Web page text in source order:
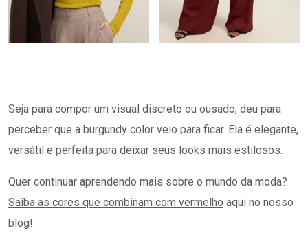
Seja para compor um visual discreto ou ousado, deu para
perceber que a burgundy color veio para ficar. Ela é elegante,
versátil e perfeita para deixar seus looks mais estilosos.
Quer continuar aprendendo mais sobre o mundo da moda?
Saiba as cores que combinam com vermelho aqui no nosso
blog!